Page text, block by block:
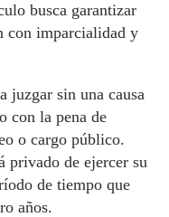
busca garantizar
con imparcialidad y
juzgar sin una causa
con la pena de
o cargo público.
privado de ejercer su
de tiempo que
años.